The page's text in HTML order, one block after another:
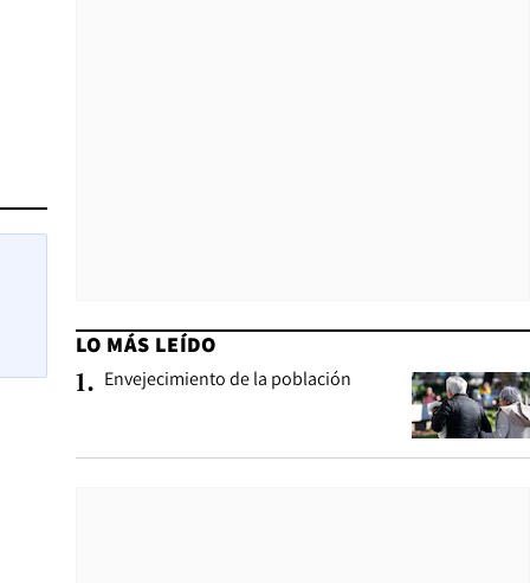
LO MÁS LEÍDO
1. Envejecimiento de la población